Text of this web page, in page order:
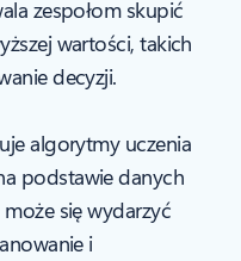
zespołom skupić
wartości, takich
decyzji.
algorytmy uczenia
podstawie danych
się wydarzyć
i